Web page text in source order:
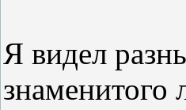
Я видел
знаменитого